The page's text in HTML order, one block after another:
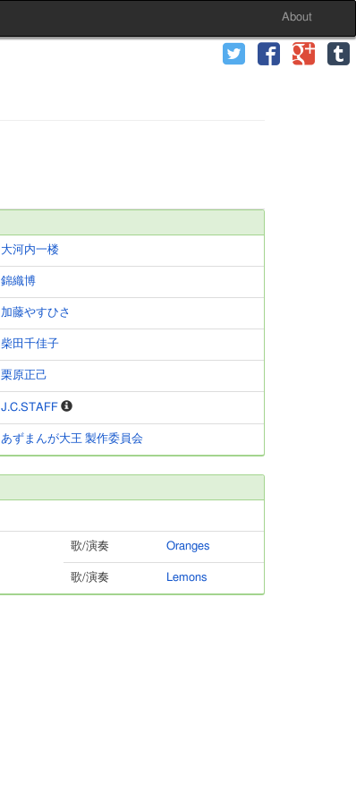
About
大河内一楼
錦織博
加藤やすひさ
柴田千佳子
栗原正己
J.C.STAFF
あずまんが大王 製作委員会
歌/演奏 Oranges
歌/演奏 Lemons